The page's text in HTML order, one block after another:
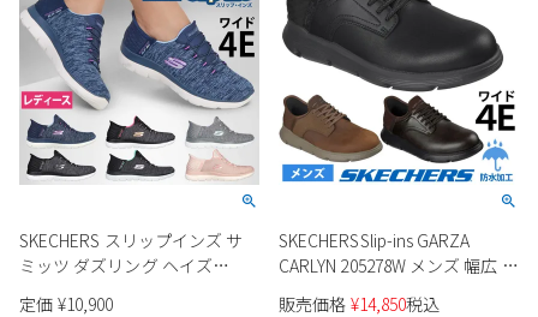
SKECHERS スリップインズ サ
ミッツ ダズリング ヘイズ
149937W レディース
定価 ¥10,900
SKECHERSSlip-ins GARZA
CARLYN 205278W メンズ 幅広 防
水
販売価格 ¥14,850税込